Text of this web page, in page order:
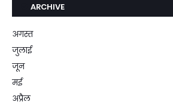
ARCHIVE
अगस्त
जुलाई
जून
मई
अप्रैल